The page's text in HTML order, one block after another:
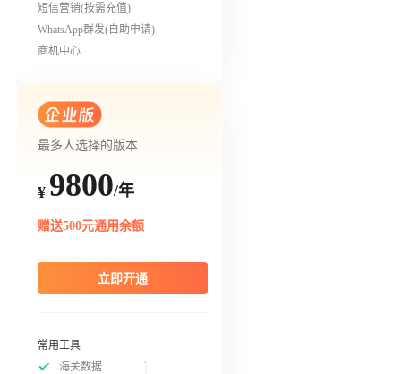
短信营销(按需充值)
WhatsApp群发(自助申请)
商机中心
最多人选择的版本
¥ 9800/年
赠送500元通用余额
立即开通
常用工具
海关数据